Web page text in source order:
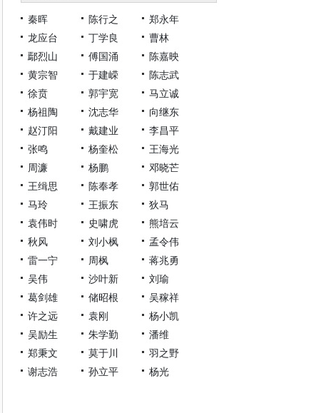
秦晖 陈行之
郑永年
龙应台
丁学良
曹林
鄢烈山
傅国涌
陈嘉映
黄宗智
于建嵘
陈志武
徐贲
郭宇宽
马立诚
杨祖陶
沈志华
向继东
赵汀阳
戴建业
李昌平
张鸣
杨奎松
王海光
周濂
杨鹏
邓晓芒
王缉思
陈奉孝
郭世佑
马玲
王振东
狄马
袁伟时
史啸虎
熊培云
秋风
刘小枫
孟令伟
雷一宁
周枫
蒋兆勇
吴伟
沙叶新
刘瑜
葛剑雄
储昭根
吴稼祥
许之远
袁刚
杨小凯
吴励生
朱学勤
潘维
郑秉文
莫于川
羽之野
谢志浩
孙立平 杨光